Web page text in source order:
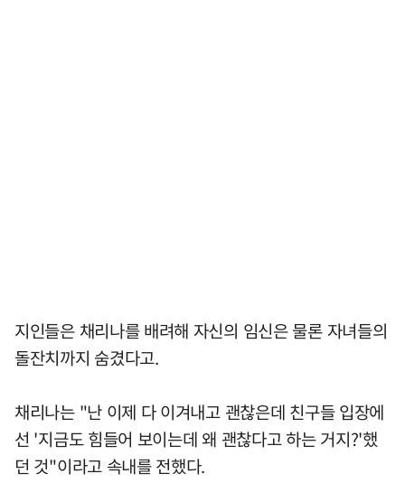
지인들은 채리나를 배려해 자신의 임신은 물론 자녀들의
돌잔치까지 숨겼다고.
채리나는 "난 이제 다 이겨내고 괜찮은데 친구들 입장에
선 '지금도 힘들어 보이는데 왜 괜찮다고 하는 거지?'했
던 것"이라고 속내를 전했다.